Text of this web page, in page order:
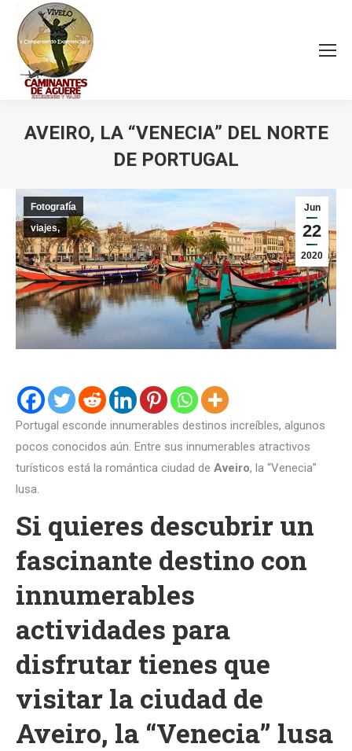
AVEIRO, LA “VENECIA” DEL NORTE
DE PORTUGAL
Jun
22
2020
Fotografía
viajes,
Portugal esconde innumerables destinos increíbles, algunos
pocos conocidos aún. Entre sus innumerables atractivos
turísticos está la romántica ciudad de Aveiro, la “Venecia”
lusa.
Si quieres descubrir un
fascinante destino con
innumerables
actividades para
disfrutar tienes que
visitar la ciudad de
Aveiro, la “Venecia” lusa